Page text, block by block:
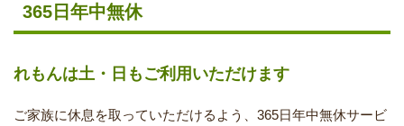
365日年中無休
れもんは土・日もご利用いただけます
ご家族に休息を取っていただけるよう、365日年中無休サービ